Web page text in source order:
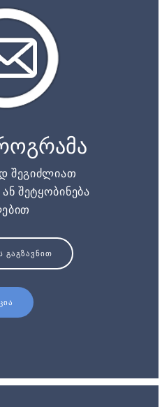
შეგიძლიათ
შეტყობინება
ᲒᲐᲒᲖᲐᲕᲜᲘᲗ